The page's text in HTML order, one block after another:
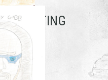
HOUTING